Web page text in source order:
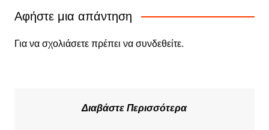
Αφήστε μια απάντηση
Για να σχολιάσετε πρέπει να συνδεθείτε.
Διαβάστε Περισσότερα